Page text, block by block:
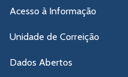
Acesso à Informação
Unidade de Correição
Dados Abertos